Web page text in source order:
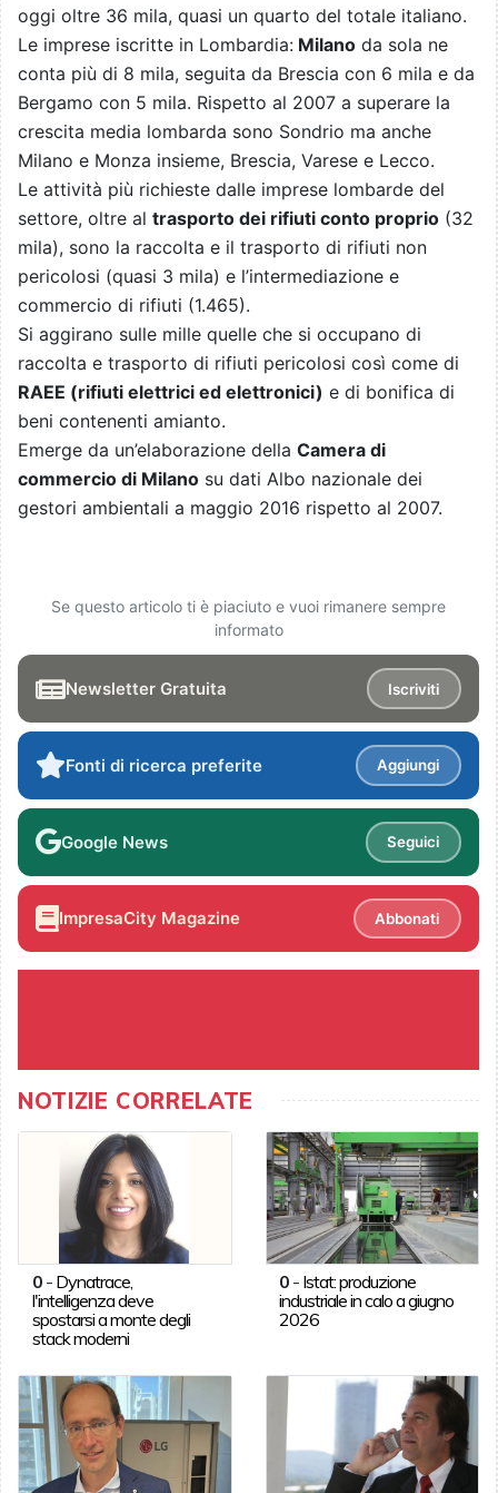
oggi oltre 36 mila, quasi un quarto del totale italiano.
Le imprese iscritte in Lombardia: Milano da sola ne
conta più di 8 mila, seguita da Brescia con 6 mila e da
Bergamo con 5 mila. Rispetto al 2007 a superare la
crescita media lombarda sono Sondrio ma anche
Milano e Monza insieme, Brescia, Varese e Lecco.
Le attività più richieste dalle imprese lombarde del
settore, oltre al trasporto dei rifiuti conto proprio (32
mila), sono la raccolta e il trasporto di rifiuti non
pericolosi (quasi 3 mila) e l’intermediazione e
commercio di rifiuti (1.465).
Si aggirano sulle mille quelle che si occupano di
raccolta e trasporto di rifiuti pericolosi così come di
RAEE (rifiuti elettrici ed elettronici) e di bonifica di
beni contenenti amianto.
Emerge da un’elaborazione della Camera di
commercio di Milano su dati Albo nazionale dei
gestori ambientali a maggio 2016 rispetto al 2007.
Se questo articolo ti è piaciuto e vuoi rimanere sempre
informato
Newsletter Gratuita Iscriviti
Fonti di ricerca preferite Aggiungi
Google News Seguici
ImpresaCity Magazine Abbonati
NOTIZIE CORRELATE
0- Dynatrace,
l'intelligenza deve
spostarsi a monte degli
stack moderni
0 - Istat: produzione
industriale in calo a giugno
2026